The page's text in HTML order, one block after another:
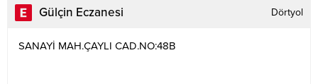
Gülçin Eczanesi Dörtyol
SANAYİ MAH.ÇAYLI CAD.NO:48B